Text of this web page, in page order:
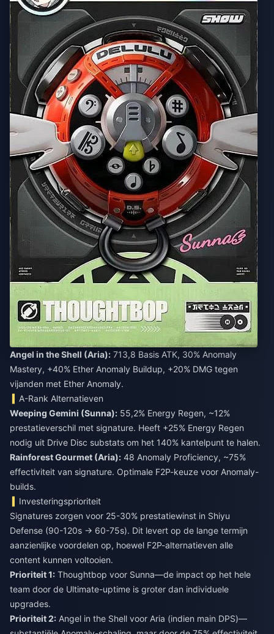
Angel in the Shell (Aria): 713,8 Basis ATK, 30% Anomaly
Mastery, +40% Ether Anomaly Buildup, +20% DMG tegen
vijanden met Ether Anomaly.
A-Rank Alternatieven
Weeping Gemini (Sunna): 55,2% Energy Regen, ~12%
prestatieverschil met signature. Heeft +25% Energy Regen
nodig uit Drive Disc substats om het 140% kantelpunt te halen.
Rainforest Gourmet (Aria): 48 Anomaly Proficiency, ~75%
effectiviteit van signature. Optimale F2P-keuze voor Anomaly-
builds.
Investeringsprioriteit
Signatures zorgen voor 25-30% prestatiewinst in Shiyu
Defense (90-120s → 60-75s). Dit levert op de lange termijn
aanzienlijke voordelen op, hoewel F2P-alternatieven alle
content kunnen voltooien.
Prioriteit 1: Thoughtbop voor Sunna—de impact op het hele
team door de Ultimate-uptime is groter dan individuele
upgrades.
Prioriteit 2: Angel in the Shell voor Aria (indien main DPS)—